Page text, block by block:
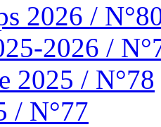
2026 /
2026 /
2025 / N°78
/ N°77